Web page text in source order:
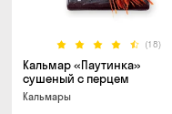
(18)
Кальмар «Паутинка»
сушеный с перцем
Кальмары